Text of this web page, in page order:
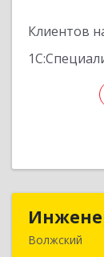
Клиентов
Волжский